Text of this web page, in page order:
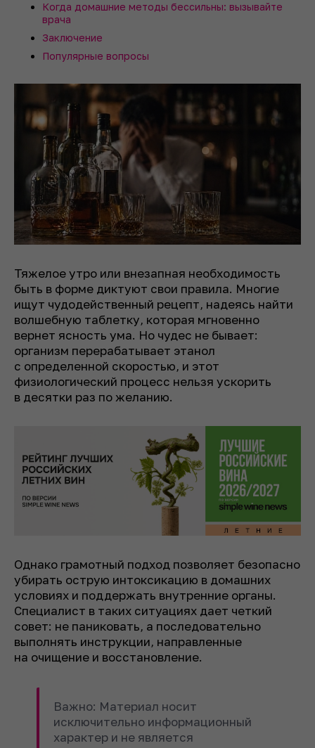
Когда домашние методы бессильны: вызывайте
врача
Заключение
Популярные вопросы
Тяжелое утро или внезапная необходимость
быть в форме диктуют свои правила. Многие
ищут чудодейственный рецепт, надеясь найти
волшебную таблетку, которая мгновенно
вернет ясность ума. Но чудес не бывает:
организм перерабатывает этанол
с определенной скоростью, и этот
физиологический процесс нельзя ускорить
в десятки раз по желанию.
Однако грамотный подход позволяет безопасно
убирать острую интоксикацию в домашних
условиях и поддержать внутренние органы.
Специалист в таких ситуациях дает четкий
совет: не паниковать, а последовательно
выполнять инструкции, направленные
на очищение и восстановление.
Важно: Материал носит
исключительно информационный
характер и не является